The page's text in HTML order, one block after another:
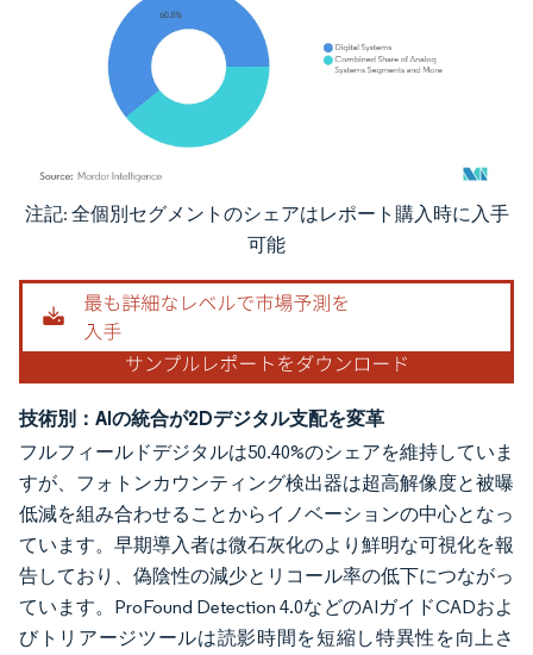
画像 © Mordor Intelligence。再利用にはCC BY 4.0の表示が必要です。
注記: 全個別セグメントのシェアはレポート購入時に入手
可能
技術別：AIの統合が2Dデジタル支配を変革
フルフィールドデジタルは50.40%のシェアを維持していま
すが、フォトンカウンティング検出器は超高解像度と被曝
低減を組み合わせることからイノベーションの中心となっ
ています。早期導入者は微石灰化のより鮮明な可視化を報
告しており、偽陰性の減少とリコール率の低下につながっ
ています。ProFound Detection 4.0などのAIガイドCADおよ
びトリアージツールは読影時間を短縮し特異性を向上さ